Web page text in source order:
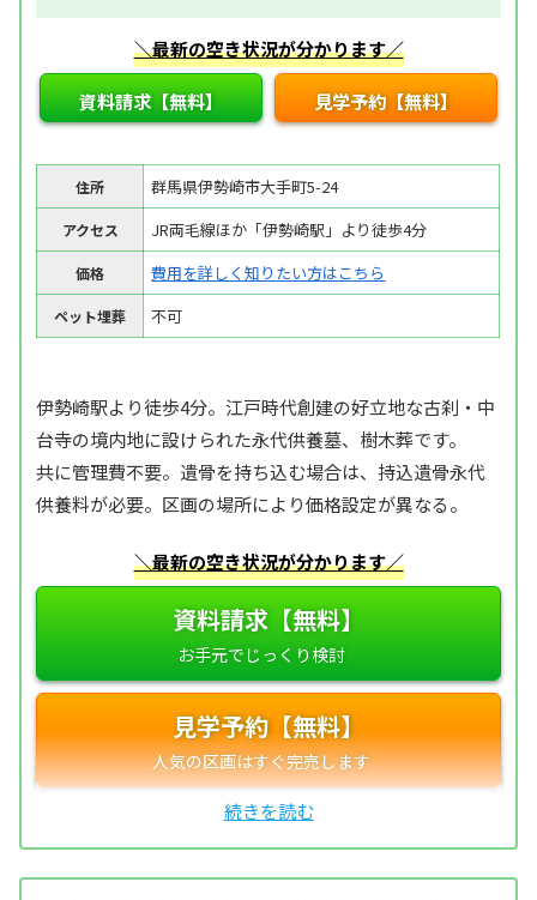
＼最新の空き状況が分かります／
資料請求【無料】 見学予約【無料】
住所 群馬県伊勢崎市大手町5-24
アクセス JR両毛線ほか「伊勢崎駅」より徒歩4分
価格 費用を詳しく知りたい方はこちら
ペット埋葬 不可
伊勢崎駅より徒歩4分。江戸時代創建の好立地な古刹・中
台寺の境内地に設けられた永代供養墓、樹木葬です。
共に管理費不要。遺骨を持ち込む場合は、持込遺骨永代
供養料が必要。区画の場所により価格設定が異なる。
＼最新の空き状況が分かります／
資料請求【無料】
見学予約【無料】